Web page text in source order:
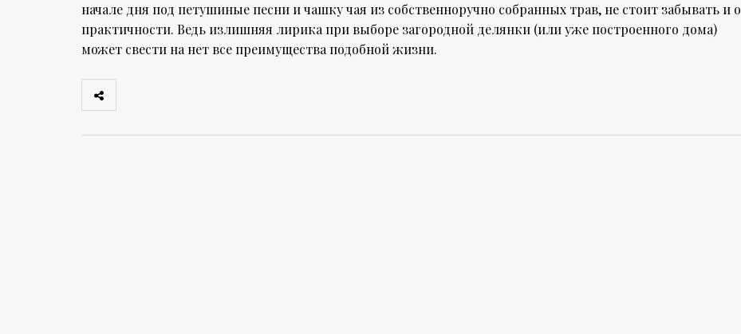
начале дня под петушиные песни и чашку чая из собственноручно собранных трав, не стоит забывать и о
практичности. Ведь излишняя лирика при выборе загородной делянки (или уже построенного дома)
может свести на нет все преимущества подобной жизни.